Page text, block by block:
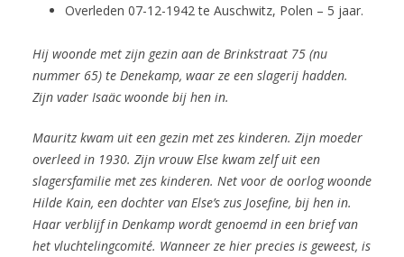
Overleden 07-12-1942 te Auschwitz, Polen – 5 jaar.
Hij woonde met zijn gezin aan de Brinkstraat 75 (nu
nummer 65) te Denekamp, waar ze een slagerij hadden.
Zijn vader Isaäc woonde bij hen in.
Mauritz kwam uit een gezin met zes kinderen. Zijn moeder
overleed in 1930. Zijn vrouw Else kwam zelf uit een
slagersfamilie met zes kinderen. Net voor de oorlog woonde
Hilde Kain, een dochter van Else’s zus Josefine, bij hen in.
Haar verblijf in Denkamp wordt genoemd in een brief van
het vluchtelingcomité. Wanneer ze hier precies is geweest, is